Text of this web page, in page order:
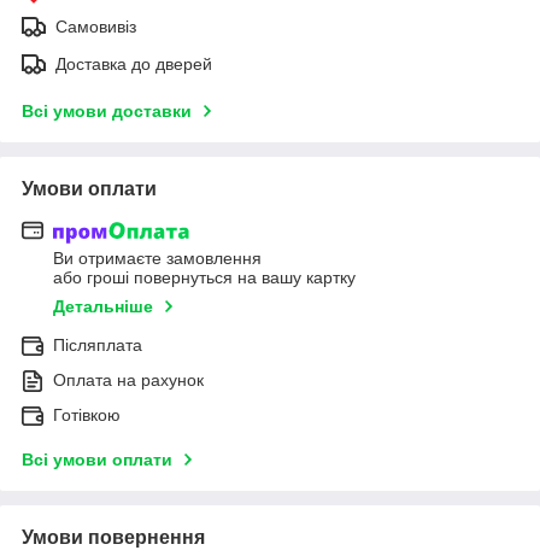
Самовивіз
Доставка до дверей
Всі умови доставки
Умови оплати
Ви отримаєте замовлення
або гроші повернуться на вашу картку
Детальніше
Післяплата
Оплата на рахунок
Готівкою
Всі умови оплати
Умови повернення